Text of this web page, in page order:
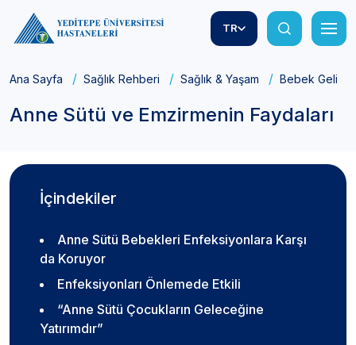
TR
Ana Sayfa Sağlık Rehberi Sağlık & Yaşam Bebek Gelişimi
Anne Sütü ve Emzirmenin Faydaları
İçindekiler
Anne Sütü Bebekleri Enfeksiyonlara Karşı
da Koruyor
Enfeksiyonları Önlemede Etkili
“Anne Sütü Çocukların Geleceğine
Yatırımdır”